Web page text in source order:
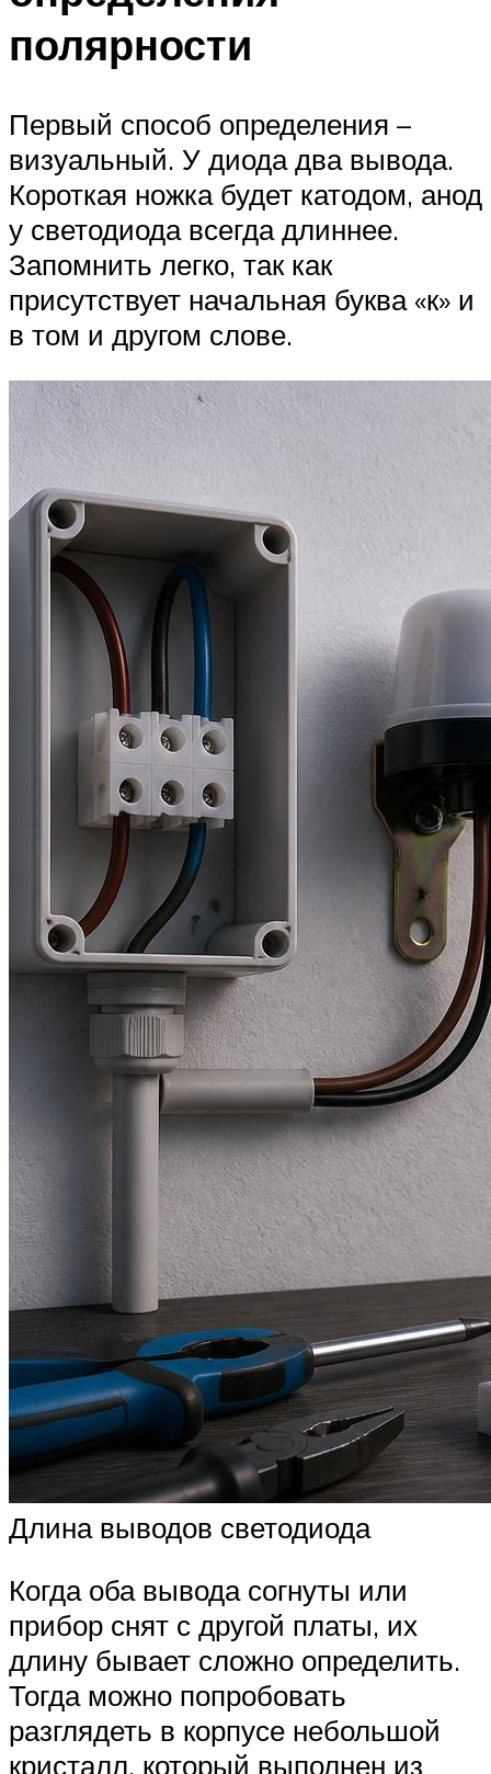
полярности
Первый способ определения –
визуальный. У диода два вывода.
Короткая ножка будет катодом, анод
у светодиода всегда длиннее.
Запомнить легко, так как
присутствует начальная буква «к» и
в том и другом слове.
Длина выводов светодиода
Когда оба вывода согнуты или
прибор снят с другой платы, их
длину бывает сложно определить.
Тогда можно попробовать
разглядеть в корпусе небольшой
кристалл, который выполнен из